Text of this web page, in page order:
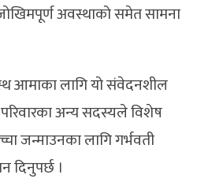
अवस्थाको समेत सामना
आमाका लागि यो संवेदनशील
अन्य सदस्यले विशेष
जन्माउनका लागि गर्भवती
दिनुपर्छ ।